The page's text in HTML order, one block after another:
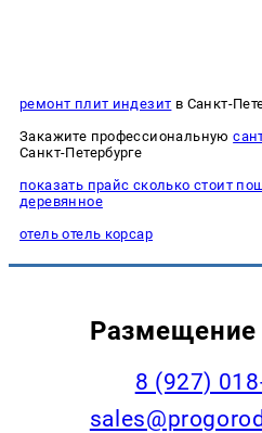
ремонт плит индезит в Санкт-
Закажите профессиональную
Санкт-Петербурге
показать прайс сколько стоит
деревянное
отель отель корсар
8 (927)